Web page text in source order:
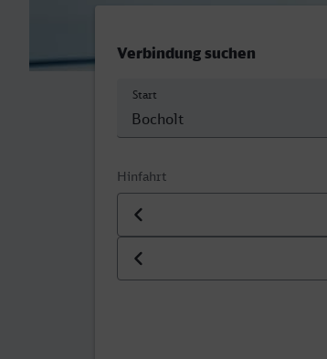
Verbindung suchen
Start
Hinfahrt
Datum der Hinfahrt
Uhrzeit der Hinfahrt